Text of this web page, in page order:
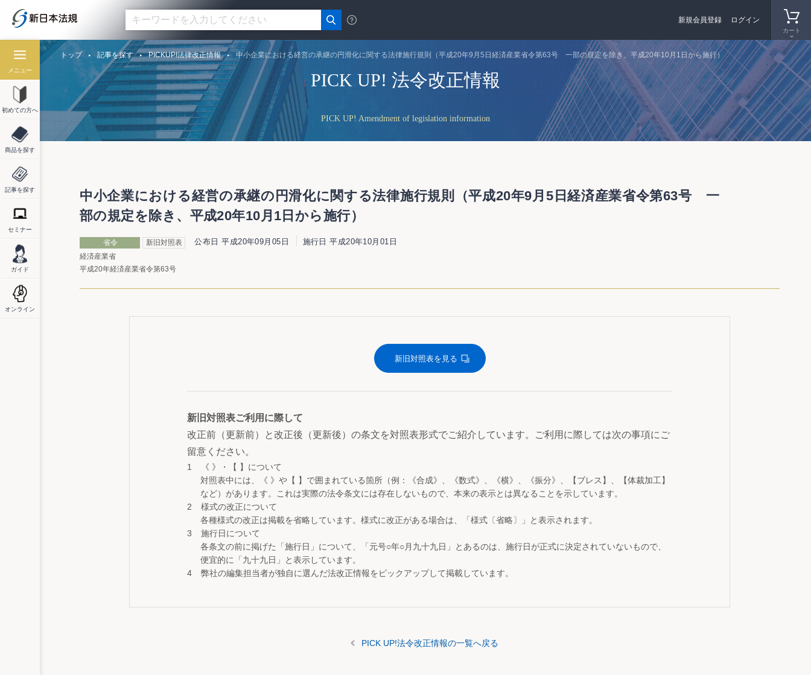
カート
新規会員登録 ログイン
メニュー
初めての方へ
商品を探す
記事を探す
セミナー
ガイド
オンライン
PICK UP! 法令改正情報
PICK UP! Amendment of legislation information
トップ 記事を探す PICKUP!法律改正情報 中小企業における経営の承継の円滑化に関する法律施行規則（平成20年9月5日経済産業省令第63号 一部の規定を除き、平成20年10月1日から施行）
中小企業における経営の承継の円滑化に関する法律施行規則（平成20年9月5日経済産業省令第63号 一
部の規定を除き、平成20年10月1日から施行）
省令 新旧対照表 公布日 平成20年09月05日 施行日 平成20年10月01日
経済産業省
平成20年経済産業省令第63号
新旧対照表を見る
新旧対照表ご利用に際して
改正前（更新前）と改正後（更新後）の条文を対照表形式でご紹介しています。ご利用に際しては次の事項にご
留意ください。
《 》・【 】について
対照表中には、《 》や【 】で囲まれている箇所（例：《合成》、《数式》、《横》、《振分》、【ブレス】、【体裁加工】
など）があります。これは実際の法令条文には存在しないもので、本来の表示とは異なることを示しています。
様式の改正について
各種様式の改正は掲載を省略しています。様式に改正がある場合は、「様式〔省略〕」と表示されます。
施行日について
各条文の前に掲げた「施行日」について、「元号○年○月九十九日」とあるのは、施行日が正式に決定されていないもので、
便宜的に「九十九日」と表示しています。
弊社の編集担当者が独自に選んだ法改正情報をピックアップして掲載しています。
PICK UP!法令改正情報の一覧へ戻る